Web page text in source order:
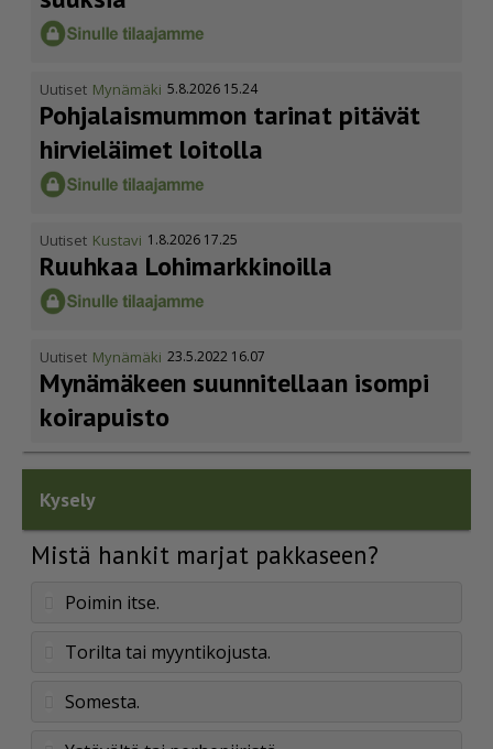
Uutiset Mynämäki 5.8.2026 15.24
Pohja­lais­mummon tarinat pitävät
hirvieläimet loitolla
Uutiset Kustavi 1.8.2026 17.25
Ruuhkaa Lohimark­ki­noilla
Uutiset Mynämäki 23.5.2022 16.07
Mynämäkeen suunnitellaan isompi
koirapuisto
Kysely
Mistä hankit marjat pakkaseen?
Poimin itse.
Torilta tai myyntikojusta.
Somesta.